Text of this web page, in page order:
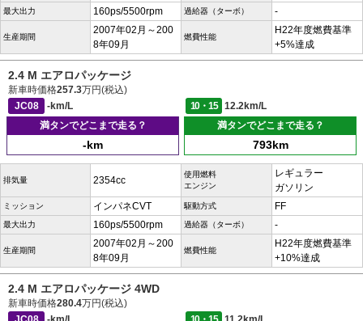
最大出力 160ps/5500rpm 過給器（ターボ） -
生産期間
2007年02月～200
8年09月
燃費性能
H22年度燃費基準
+5%達成
2.4 M エアロパッケージ
新車時価格257.3万円(税込)
JC08
-km/L 10・15
12.2km/L
満タンでどこまで走る？
-km
満タンでどこまで走る？
793km
排気量 2354cc
使用燃料
エンジン
レギュラー
ガソリン
ミッション インパネCVT 駆動方式 FF
最大出力 160ps/5500rpm 過給器（ターボ） -
生産期間
2007年02月～200
8年09月
燃費性能
H22年度燃費基準
+10%達成
2.4 M エアロパッケージ 4WD
新車時価格280.4万円(税込)